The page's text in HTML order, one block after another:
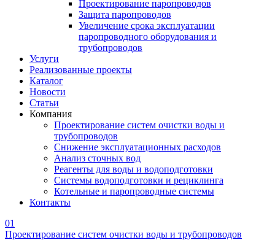
Проектирование паропроводов
Защита паропроводов
Увеличение срока эксплуатации
паропроводного оборудования и
трубопроводов
Услуги
Реализованные проекты
Каталог
Новости
Статьи
Компания
Проектирование систем очистки воды и
трубопроводов
Снижение эксплуатационных расходов
Анализ сточных вод
Реагенты для воды и водоподготовки
Системы водоподготовки и рециклинга
Котельные и паропроводные системы
Контакты
01
Проектирование систем очистки воды и трубопроводов